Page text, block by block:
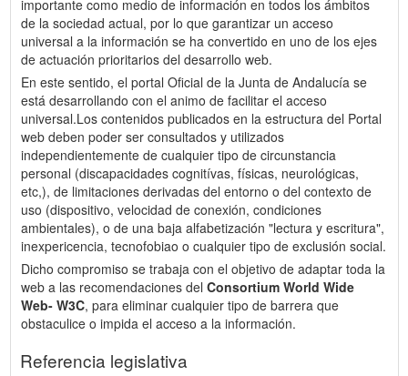
importante como medio de información en todos los ámbitos
de la sociedad actual, por lo que garantizar un acceso
universal a la información se ha convertido en uno de los ejes
de actuación prioritarios del desarrollo web.
En este sentido, el portal Oficial de la Junta de Andalucía se
está desarrollando con el animo de facilitar el acceso
universal.Los contenidos publicados en la estructura del Portal
web deben poder ser consultados y utilizados
independientemente de cualquier tipo de circunstancia
personal (discapacidades cognitívas, físicas, neurológicas,
etc,), de limitaciones derivadas del entorno o del contexto de
uso (dispositivo, velocidad de conexión, condiciones
ambientales), o de una baja alfabetización "lectura y escritura",
inexpericencia, tecnofobiao o cualquier tipo de exclusión social.
Dicho compromiso se trabaja con el objetivo de adaptar toda la
web a las recomendaciones del Consortium World Wide
Web- W3C, para eliminar cualquier tipo de barrera que
obstaculice o impida el acceso a la información.
Referencia legislativa